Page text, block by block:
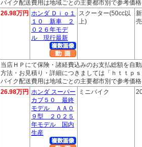
バイク配送費用は地域ごとの主要都市別で参考価
26.98万円 ホンダ Ｄｉｏ１
１０ 新車 ２
０２６年モデ
ル 現行最新
スクーター(50cc以
上)
当店ＨＰにて保険・諸経費込みのお支払総額を自
方法・お見積り・詳細につきましては「ｈｔｔｐ
バイク配送費用は地域ごとの主要都市別で参考価
26.98万円 ホンダ スーパー
カブ５０ 最終
モデル ＡＡ０
９型 ２０２５
年モデル 国内
生産
ミニバイク